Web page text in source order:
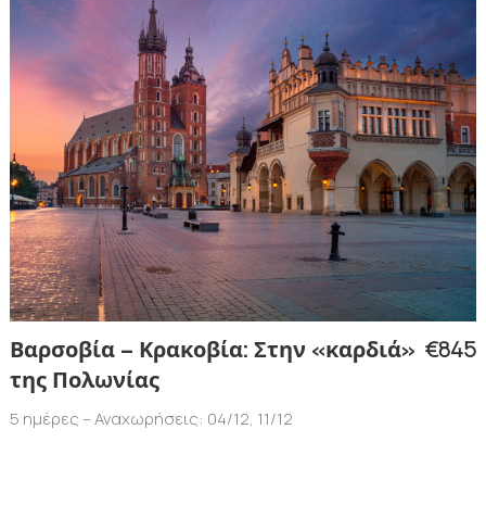
Βαρσοβία – Κρακοβία: Στην «καρδιά»
της Πολωνίας
€845
5 ημέρες – Αναχωρήσεις: 04/12, 11/12